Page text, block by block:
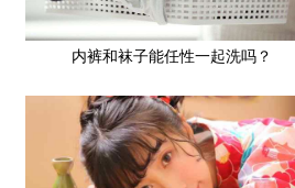
内裤和袜子能任性一起洗吗？